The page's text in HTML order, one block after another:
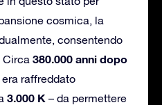
cosmica, la
consentendo
Circa 380.000 anni dopo
era raffreddato
3.000 K – da permettere